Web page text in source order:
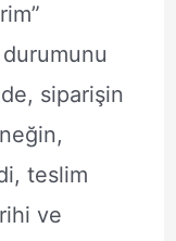
siparişin
teslim
ve